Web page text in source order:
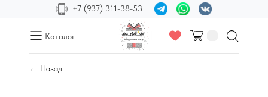
+7 (937) 311-38-53
Каталог
← Назад